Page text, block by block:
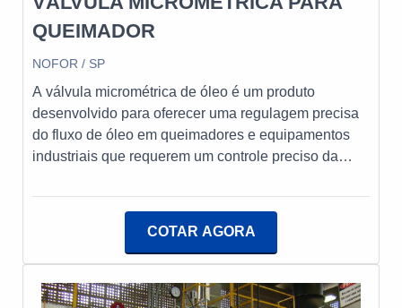
QUEIMADOR
NOFOR / SP
A válvula micrométrica de óleo é um produto
desenvolvido para oferecer uma regulagem precisa
do fluxo de óleo em queimadores e equipamentos
industriais que requerem um controle preciso da
de óleo de forma precisa, garantindo uma queima
fornecedora de queimadores a óleo, a gás e Dual,
além de oferecer uma variedade de equipamentos e
COTAR AGORA